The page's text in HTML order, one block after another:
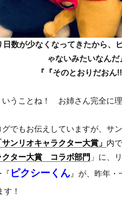
日数が少なくなってきたから、
ゃないみたいなんだ
『『そのとおりだおん!!
いうことね！ お姉さん完全に
でもお伝えしていますが、サ
サンリオキャラクター大賞」 内
クター大賞 コラボ部門 」に、
『 ピクシーくん 』が、昨年・
す！